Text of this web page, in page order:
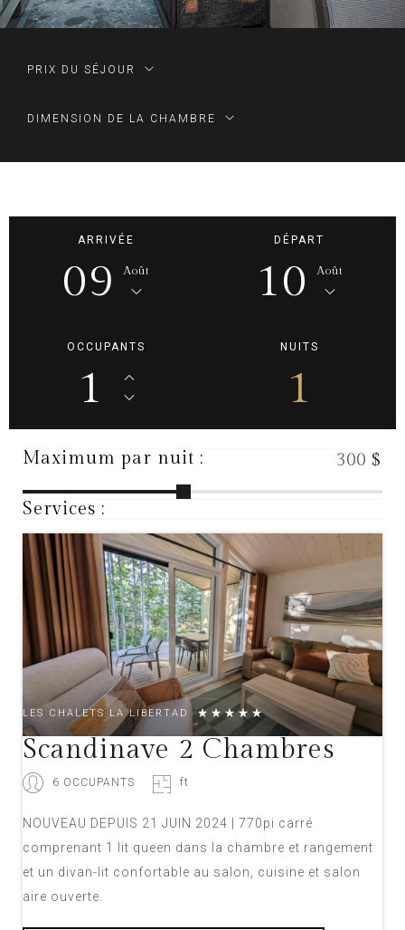
PRIX DU SÉJOUR
DIMENSION DE LA CHAMBRE
ARRIVÉE
09 Août
DÉPART
10 Août
OCCUPANTS
1
NUITS
1
Maximum par nuit : $
Services :
LES CHALETS LA LIBERTAD
Scandinave 2 Chambres
6 OCCUPANTS ft
NOUVEAU DEPUIS 21 JUIN 2024 | 770pi carré
comprenant 1 lit queen dans la chambre et rangement
et un divan-lit confortable au salon, cuisine et salon
aire ouverte.